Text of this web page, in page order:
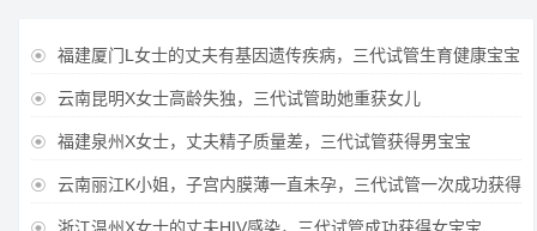
 福建厦门L女士的丈夫有基因遗传疾病，三代试管生育健康宝宝
 云南昆明X女士高龄失独，三代试管助她重获女儿
 福建泉州X女士，丈夫精子质量差，三代试管获得男宝宝
 云南丽江K小姐，子宫内膜薄一直未孕，三代试管一次成功获得
 浙江温州X女士的丈夫HIV感染，三代试管成功获得女宝宝